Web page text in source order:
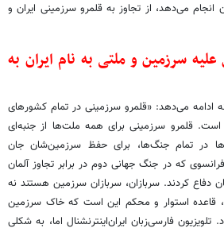
انجام می‌دهد، از تجاوز به قلمرو سرزمینی ایران و
علیه سرزمین و ملتی به نام ایران به
ادامه می‌دهد: «قلمرو سرزمینی در تمام کشورهای
قلمرو سرزمینی برای همه ملت‌ها از جنبه‌ای
در تمام جنگ‌ها، برای حفظ سرزمین‌شان جان
که در جنگ جهانی دوم در برابر تجاوز آلمان
دفاع کردند. سربازان، سربازان سرزمین هستند نه
قاعده‌ استوار و محکم این است که خاک سرزمین
تلویزیون فارسی‌زبان ایران‌اینترنشنال اما، به شکلی